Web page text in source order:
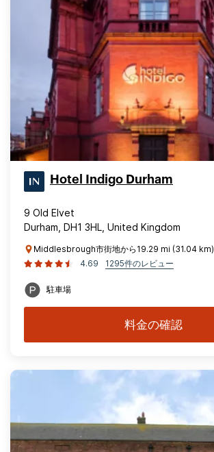
Hotel Indigo Durham
9 Old Elvet
Durham, DH1 3HL, United Kingdom
Middlesbrough市街地から19.29 mi (31.04 km)
4.69
1295件のレビュー
駐車場
料金の確認